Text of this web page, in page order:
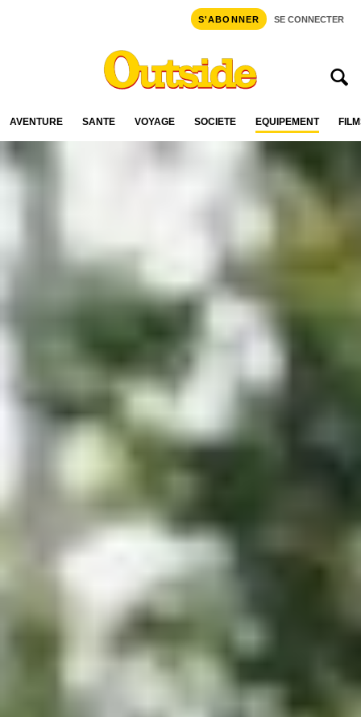
S'ABONNER SE CONNECTER
AVENTURE SANTÉ VOYAGE SOCIÉTÉ ÉQUIPEMENT